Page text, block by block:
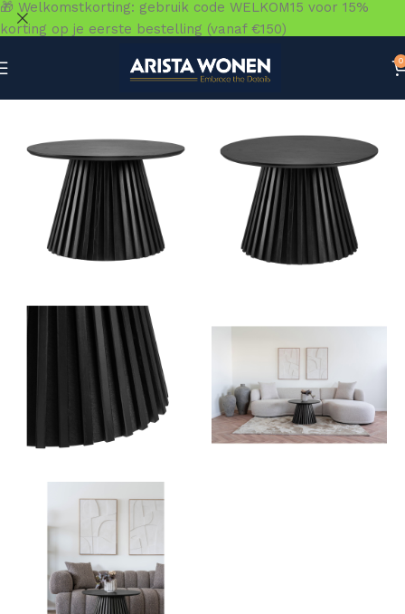
0
🎁 Welkomstkorting: gebruik code WELKOM15 voor 15%
korting op je eerste bestelling (vanaf €150)